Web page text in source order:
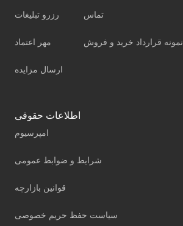
رزرو تبلیغات
مهر اعتماد
ارسال مزایده
تماس
نمونه قرارداد خرید و فروش
اطلاعات حقوقی
امپرسیوم
شرایط و ضوابط عمومی
قوانین بازارچه
سیاست حفظ حریم خصوصی